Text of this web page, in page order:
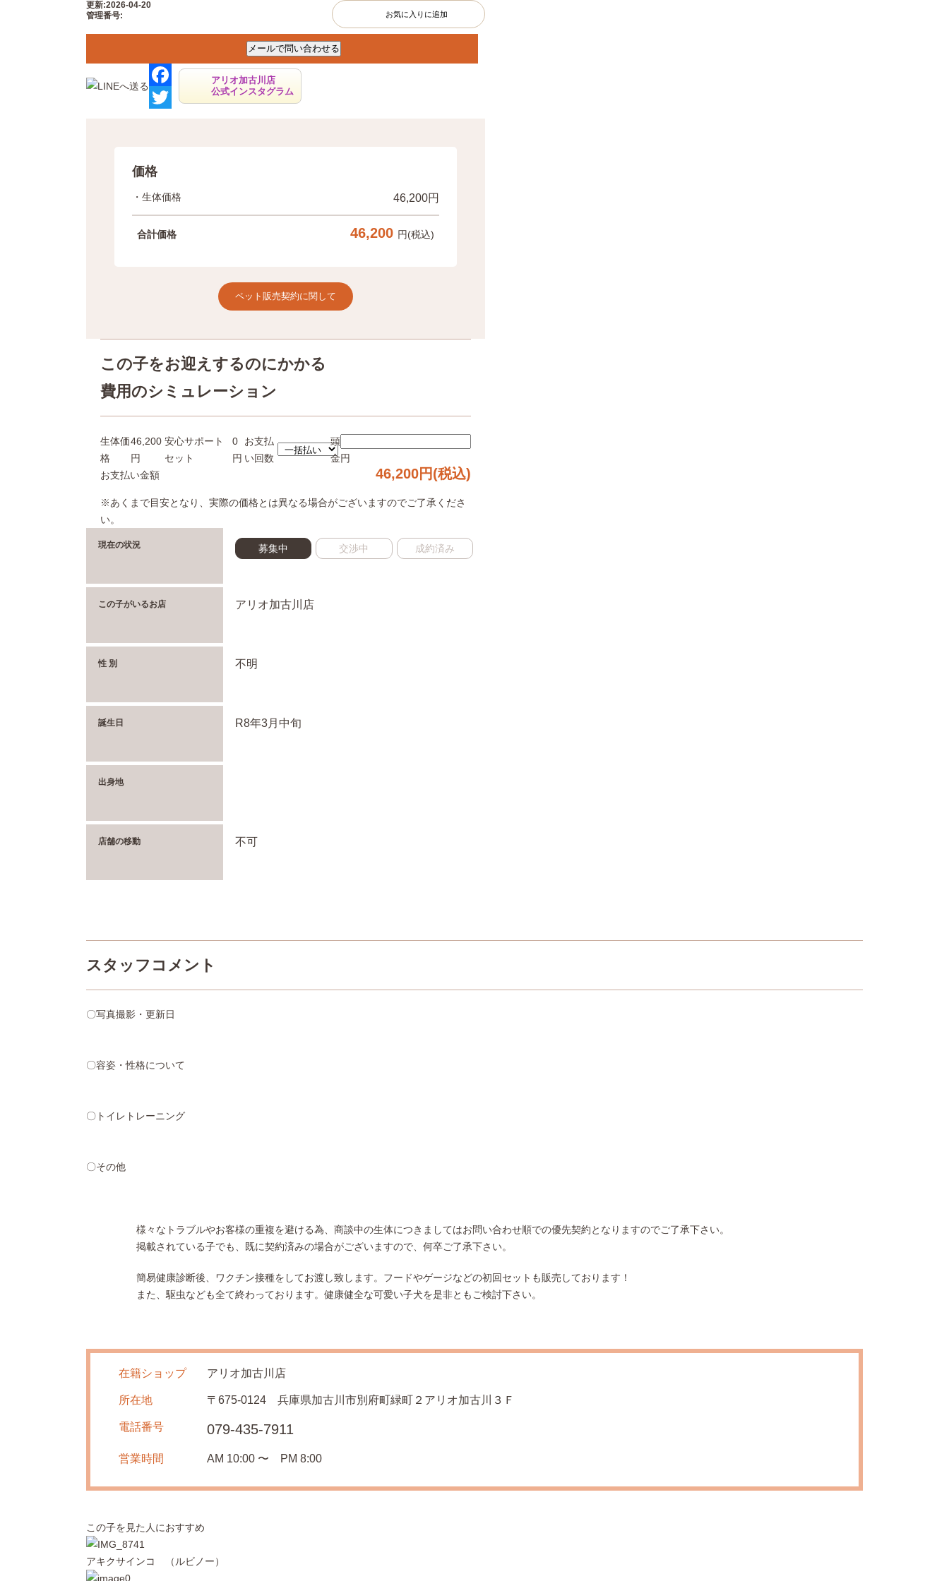
更新:2026-04-20
管理番号:
お気に入りに追加
F
e
o
i
e
アリオ加古川店
公式インスタグラム
価格
・生体価格 46,200円
合計価格 46,200 円(税込)
ペット販売契約に関して
この子をお迎えするのにかかる
費用のシミュレーション
生体価
格
46,200
円
安心サポート
セット
0
円
お支払
い回数
頭
金円
お支払い金額
46,200円(税込)
※あくまで目安となり、実際の価格とは異なる場合がございますのでご了承くださ
い。
現在の状況 募集中 交渉中 成約済み
この子がいるお店 アリオ加古川店
性 別 不明
誕生日 R8年3月中旬
出身地
店舗の移動 不可
スタッフコメント
〇写真撮影・更新日
〇容姿・性格について
〇トイレトレーニング
〇その他
様々なトラブルやお客様の重複を避ける為、商談中の生体につきましてはお問い合わせ順での優先契約となりますのでご了承下さい。
掲載されている子でも、既に契約済みの場合がございますので、何卒ご了承下さい。
簡易健康診断後、ワクチン接種をしてお渡し致します。フードやゲージなどの初回セットも販売しております！
また、駆虫なども全て終わっております。健康健全な可愛い子犬を是非ともご検討下さい。
在籍ショップ アリオ加古川店
所在地 〒675-0124 兵庫県加古川市別府町緑町２アリオ加古川３Ｆ
電話番号 079-435-7911
営業時間 AM 10:00 〜 PM 8:00
この子を見た人におすすめ
アキクサインコ （ルビノー）